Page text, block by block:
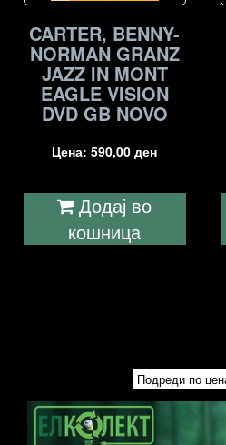
CARTER, BENNY-
NORMAN GRANZ
JAZZ IN MONT
EAGLE VISION
DVD GB NOVO
Цена:590,00ден
Додај во
кошница